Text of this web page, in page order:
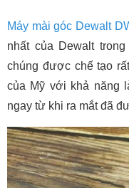
Máy mài góc Dewalt
nhất của Dewalt
chúng được chế tạo
của Mỹ với khả năng
ngay từ khi ra mắt đã